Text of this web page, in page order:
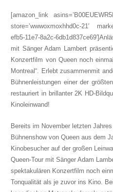
[amazon_link
store=’wwwoxmoxhhd0c-21′
efb5-11e7-8a2c-
mit Sänger Adam Lambert
Konzertfilm von Queen noch
Montreal“.
Erlebt zusammenmit
Bühnenleistungen einer der
restauriert in brillanter 2K HD-
Kinoleinwand!
Bereits im November letzten
Bühnenshow von Queen aus dem
Kinobesucher auf der großen
Queen-Tour mit Sänger Adam
spektakulären Konzertfilm noch
Tonqualität als je zuvor ins Kino.